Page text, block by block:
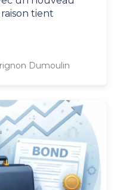
tient
Dumoulin